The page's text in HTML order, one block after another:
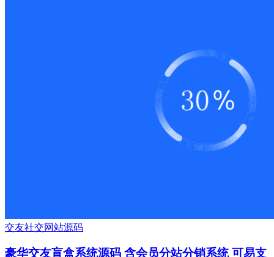
交友社交网站源码
豪华交友盲盒系统源码 含会员分站分销系统 可易支